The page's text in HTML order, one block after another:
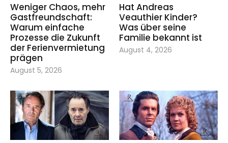
Weniger Chaos, mehr
Gastfreundschaft:
Warum einfache
Prozesse die Zukunft
der Ferienvermietung
prägen
August 5, 2026
Hat Andreas
Veauthier Kinder?
Was über seine
Familie bekannt ist
August 4, 2026